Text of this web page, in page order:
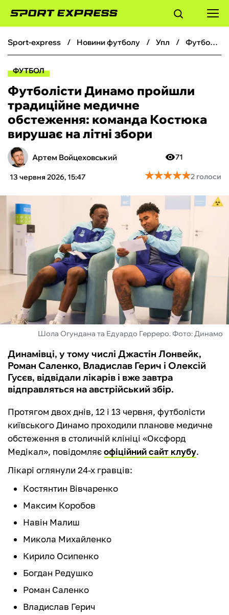
ФУТБОЛ
БОКС
ХОКЕЙ
ТЕНІС
КІБЕРСПОРТ
ЧС-2026
ФУТЗАЛ
ІНШІ
БУКМЕКЕРИ
sport-express новини футболу упл Футболісти Динамо пройшли традиційне медичне обстеження: команда Костюка вирушає на літні збори
ФУТБОЛ
Футболісти Динамо пройшли
традиційне медичне
обстеження: команда Костюка
вирушає на літні збори
Артем Войцеховський
13 червня 2026, 15:47
71
★★★★★
★★★★★2 голоси
Шола Огундана та Едуардо Герреро. Фото: Динамо
Динамівці, у тому числі Джастін Лонвейк,
Роман Саленко, Владислав Герич і Олексій
Гусєв, відвідали лікарів і вже завтра
відправляться на австрійський збір.
Протягом двох днів, 12 і 13 червня, футболісти
київського Динамо проходили планове медичне
обстеження в столичній клініці «Оксфорд
Медікал», повідомляєофіційний сайт клубу.
Лікарі оглянули 24-х гравців:
Костянтин Вівчаренко
Максим Коробов
Навін Малиш
Микола Михайленко
Кирило Осипенко
Богдан Редушко
Роман Саленко
Владислав Герич